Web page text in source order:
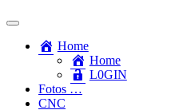
Toggle
search
field
Home
Home
L​0​​GIN
Fotos …
CNC